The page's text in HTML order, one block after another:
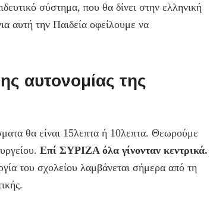
σύστημα, που θα δίνει στην ελληνική
αυτή την Παιδεία οφείλουμε να
αυτονομίας της
θα είναι 15λεπτα ή 10λεπτα. Θεωρούμε
Επί ΣΥΡΙΖΑ όλα γίνονταν κεντρικά.
του σχολείου λαμβάνεται σήμερα από τη